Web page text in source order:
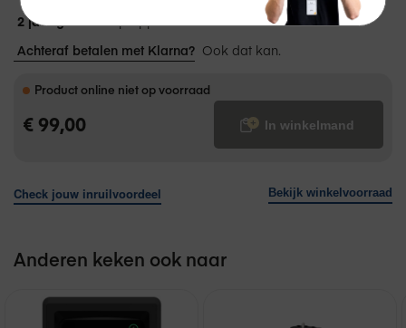
2 jaar garantieop Apple.
Achteraf betalen met Klarna? Ook dat kan.
In winkelmand
Product online niet op voorraad
€ 99,00
Bekijk winkelvoorraad
Check jouw inruilvoordeel